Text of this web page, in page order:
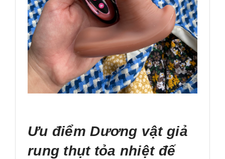
Ưu điểm Dương vật giả
rung thụt tỏa nhiệt đế